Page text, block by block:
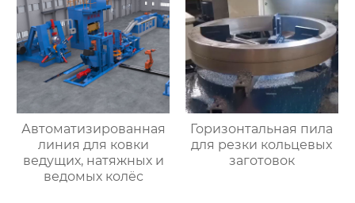
Автоматизированная
линия для ковки
ведущих, натяжных и
ведомых колёс
Горизонтальная пила
для резки кольцевых
заготовок